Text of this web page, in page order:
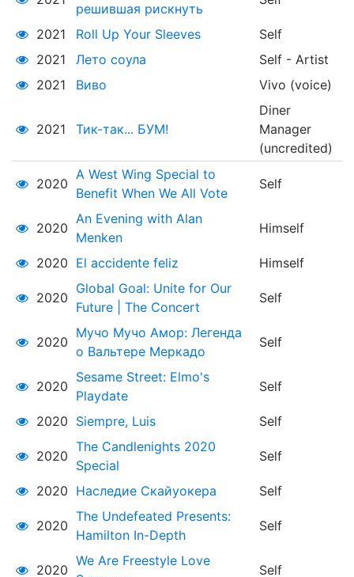
решившая рискнуть
2021 Roll Up Your Sleeves
Self
2021
Лето соула
Self - Artist
2021
Виво Vivo (voice)
2021 Тик-так... БУМ!
Diner
Manager
(uncredited)
2020
A West Wing Special to
Benefit When We All Vote
Self
2020
An Evening with Alan
Menken
Himself
2020 El accidente feliz Himself
2020
Global Goal: Unite for Our
Future | The Concert
Self
2020
Мучо Мучо Амор: Легенда
о Вальтере Меркадо
Self
2020
Sesame Street: Elmo's
Playdate
Self
2020 Siempre, Luis Self
2020
The Candlenights 2020
Special
Self
2020 Наследие Скайуокера Self
2020
The Undefeated Presents:
Hamilton In-Depth
Self
2020
We Are Freestyle Love
Self